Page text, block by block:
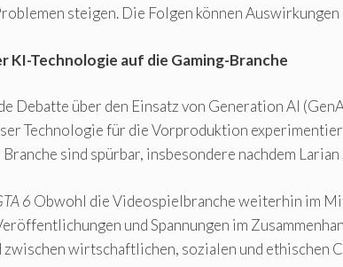
steigen. Die Folgen können
KI-Technologie auf die Gaming-Branche
Debatte über den Einsatz von Generation AI
Technologie für die Vorproduktion
Branche sind spürbar, insbesondere nachdem
6 Obwohl die Videospielbranche weiterhin im
und Spannungen im
zwischen wirtschaftlichen, sozialen und ethischen